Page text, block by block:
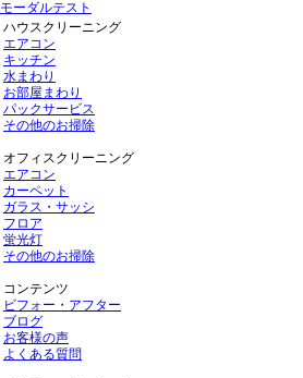
モーダルテスト
ハウスクリーニング
エアコン
キッチン
水まわり
お部屋まわり
パックサービス
その他のお掃除
オフィスクリーニング
エアコン
カーペット
ガラス・サッシ
フロア
蛍光灯
その他のお掃除
コンテンツ
ビフォー・アフター
ブログ
お客様の声
よくある質問